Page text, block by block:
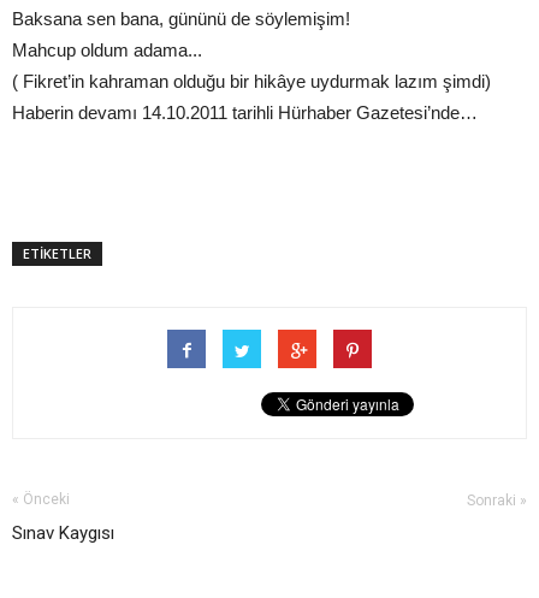
Baksana sen bana, gününü de söylemişim!
Mahcup oldum adama...
( Fikret’in kahraman olduğu bir hikâye uydurmak lazım şimdi)
Haberin devamı 14.10.2011 tarihli Hürhaber Gazetesi’nde…
ETİKETLER
« Önceki
Sınav Kaygısı
Sonraki »